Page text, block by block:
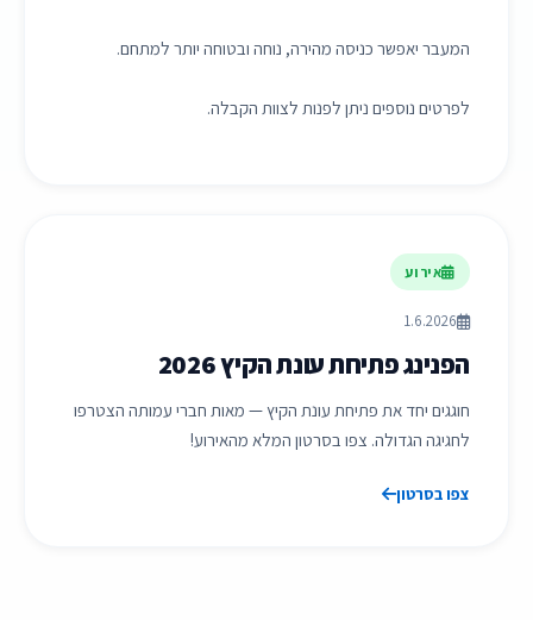
המעבר יאפשר כניסה מהירה, נוחה ובטוחה יותר למתחם.
לפרטים נוספים ניתן לפנות לצוות הקבלה.
אירוע
1.6.2026
הפנינג פתיחת עונת הקיץ 2026
חוגגים יחד את פתיחת עונת הקיץ — מאות חברי עמותה הצטרפו
לחגיגה הגדולה. צפו בסרטון המלא מהאירוע!
צפו בסרטון